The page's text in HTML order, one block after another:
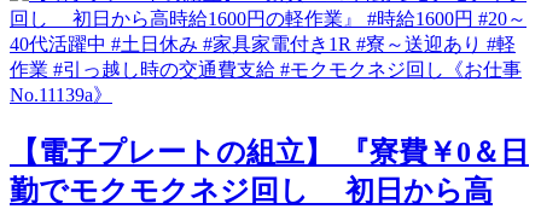
【電子プレートの組立】 『寮費￥0＆日
勤でモクモクネジ回し 初日から高